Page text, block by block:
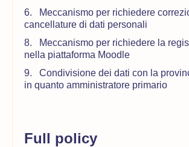
6. Meccanismo per richiedere
cancellature di dati personali
8. Meccanismo per richiedere la
nella piattaforma Moodle
9. Condivisione dei dati con la
in quanto amministratore primario
Full policy